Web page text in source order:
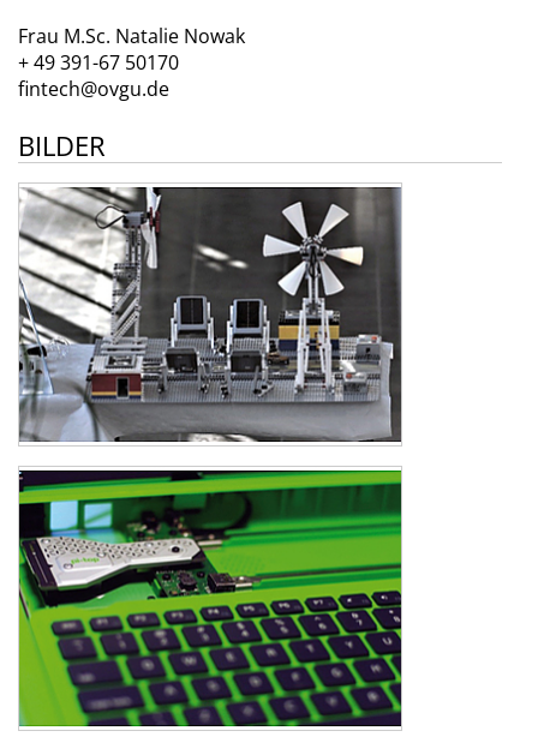
Frau M.Sc. Natalie Nowak
+ 49 391-67 50170
fintech@ovgu.de
BILDER